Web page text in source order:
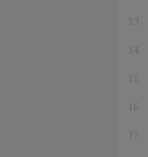
13
14
15
16
17